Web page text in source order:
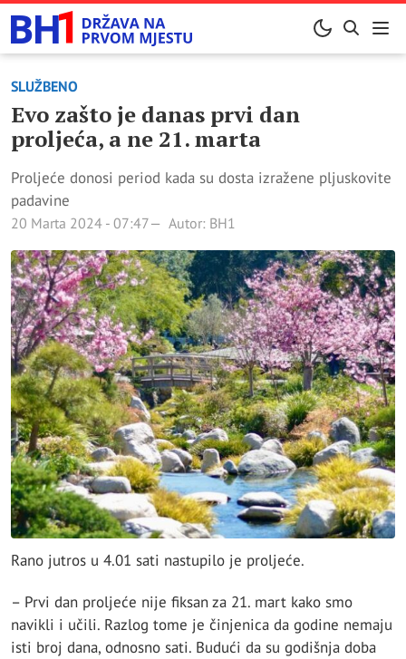
SLUŽBENO
Evo zašto je danas prvi dan
proljeća, a ne 21. marta
Proljeće donosi period kada su dosta izražene pljuskovite
padavine
20 Marta 2024 - 07:47 Autor: BH1
Rano jutros u 4.01 sati nastupilo je proljeće.
– Prvi dan proljeće nije fiksan za 21. mart kako smo
navikli i učili. Razlog tome je činjenica da godine nemaju
isti broj dana, odnosno sati. Budući da su godišnja doba